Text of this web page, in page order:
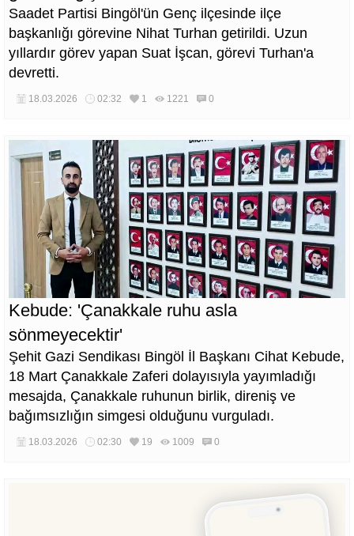
Saadet Partisi Bingöl'ün Genç ilçesinde ilçe
başkanlığı görevine Nihat Turhan getirildi. Uzun
yıllardır görev yapan Suat İşcan, görevi Turhan'a
devretti.
18.03.2026 02:32 1 1221 0
Kebude: 'Çanakkale ruhu asla
sönmeyecektir'
Şehit Gazi Sendikası Bingöl İl Başkanı Cihat Kebude,
18 Mart Çanakkale Zaferi dolayısıyla yayımladığı
mesajda, Çanakkale ruhunun birlik, direniş ve
bağımsızlığın simgesi olduğunu vurguladı.
18.03.2026 02:30 19 1009 0